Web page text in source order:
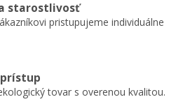
starostlivosť
pristupujeme individuálne
tovar s overenou kvalitou.